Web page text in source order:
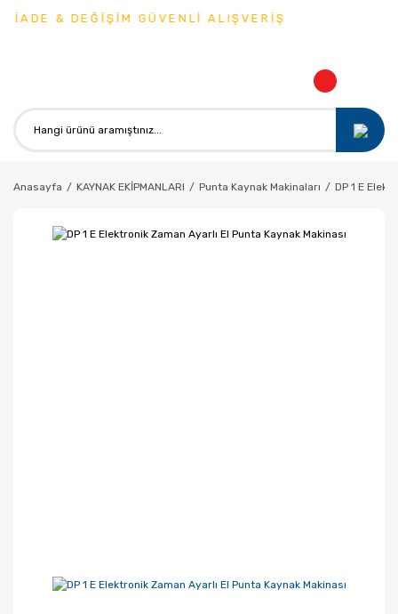
İADE & DEĞİŞİM GÜVENLİ ALIŞVERİŞ
Anasayfa KAYNAK EKİPMANLARI Punta Kaynak Makinaları DP 1 E